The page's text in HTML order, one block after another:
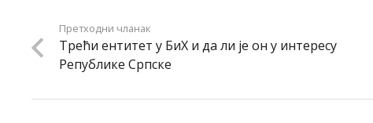
Претходни чланак
Трећи ентитет у БиХ и да ли је он у интересу
Републике Српске